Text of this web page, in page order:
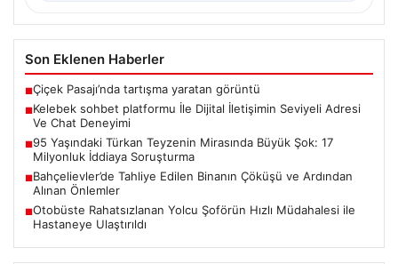
Son Eklenen Haberler
■Çiçek Pasajı’nda tartışma yaratan görüntü
■Kelebek sohbet platformu İle Dijital İletişimin Seviyeli Adresi
Ve Chat Deneyimi
■95 Yaşındaki Türkan Teyzenin Mirasında Büyük Şok: 17
Milyonluk İddiaya Soruşturma
■Bahçelievler’de Tahliye Edilen Binanın Çöküşü ve Ardından
Alınan Önlemler
■Otobüste Rahatsızlanan Yolcu Şoförün Hızlı Müdahalesi ile
Hastaneye Ulaştırıldı